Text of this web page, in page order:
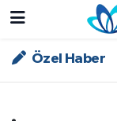
Özel Haber
Özel Haber
Nöbetçi